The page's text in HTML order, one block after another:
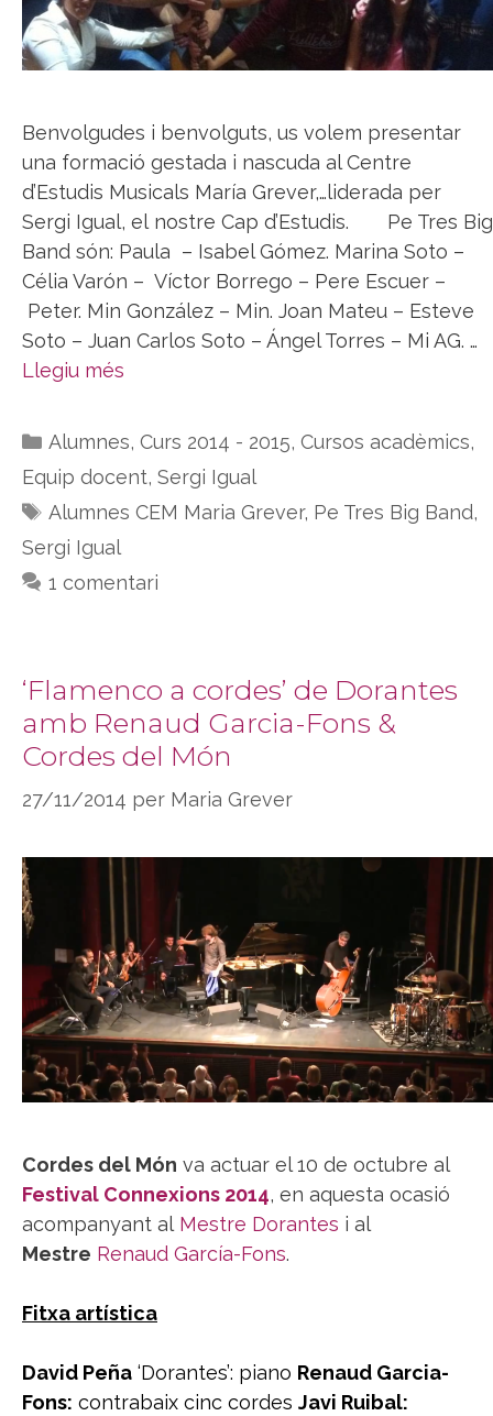
Benvolgudes i benvolguts, us volem presentar
una formació gestada i nascuda al Centre
d’Estudis Musicals María Grever,…liderada per
Sergi Igual, el nostre Cap d’Estudis. Pe Tres Big
Band són: Paula – Isabel Gómez. Marina Soto –
Célia Varón – Víctor Borrego – Pere Escuer –
Peter. Min González – Min. Joan Mateu – Esteve
Soto – Juan Carlos Soto – Ángel Torres – Mi AG. …
Llegiu més
Categories
Alumnes, Curs 2014 - 2015, Cursos acadèmics,
Equip docent, Sergi Igual
Etiquetes
Alumnes CEM Maria Grever, Pe Tres Big Band,
Sergi Igual
1 comentari
‘Flamenco a cordes’ de Dorantes
amb Renaud Garcia-Fons &
Cordes del Món
27/11/2014 per Maria Grever
Cordes del Món va actuar el 10 de octubre al
Festival Connexions 2014, en aquesta ocasió
acompanyant al Mestre Dorantes i al
Mestre Renaud García-Fons.
Fitxa artística
David Peña ‘Dorantes’: piano Renaud Garcia-
Fons: contrabaix cinc cordes Javi Ruibal: